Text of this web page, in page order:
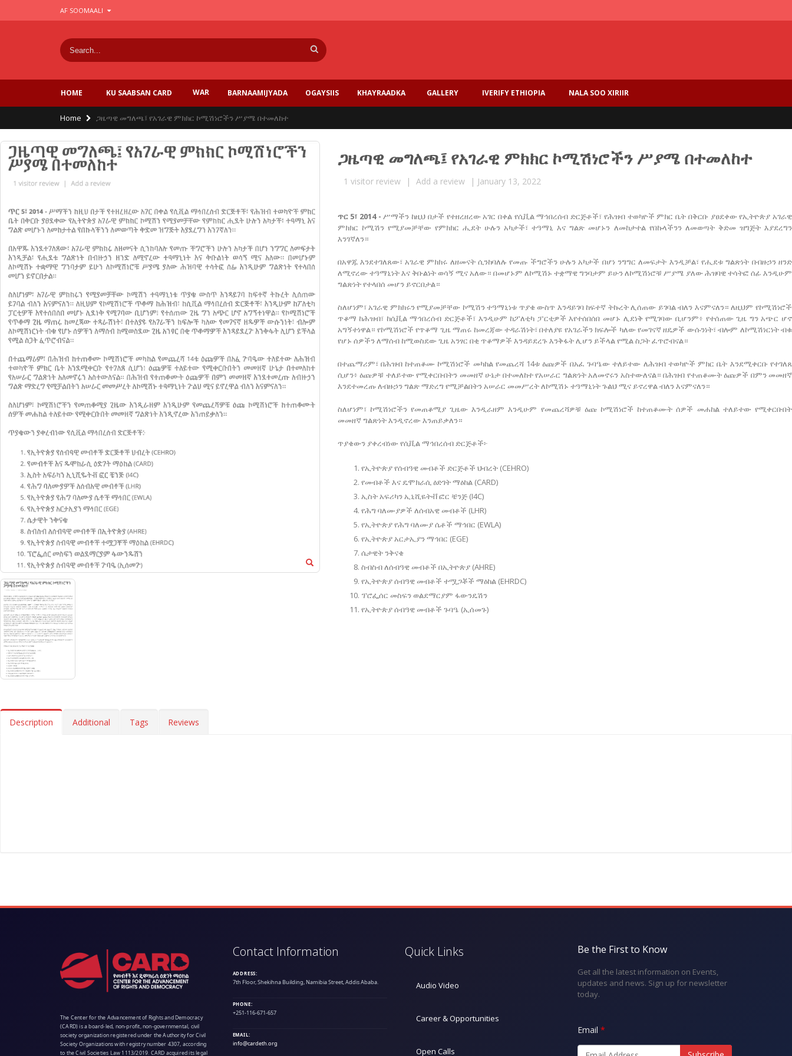
AF SOOMAALI
HOME KU SAABSAN CARD WAR BARNAAMIJYADA OGAYSIIS KHAYRAADKA GALLERY IVERIFY ETHIOPIA NALA SOO XIRIIR
Breadcrumb
Home ጋዜጣዊ መግለጫ፤ የአገራዊ ምክክር ኮሚሽነሮችን ሥያሜ በተመለከተ
ጋዜጣዊ መግለጫ፤ የአገራዊ ምክክር ኮሚሽነሮችን ሥያሜ በተመለከተ
1 visitor review | Add a review | January 13, 2022
ጥር 5፣ 2014 - ሥማችን ከዚህ በታች የተዘረዘረው አገር በቀል የሲቪል ማኅበረሰብ ድርጅቶች፣ የሕዝብ ተወካዮች ምክር ቤት በቅርቡ ያፀደቀው የኢትዮጵያ አገራዊ
ምክክር ኮሚሽን የሚያመቻቸው የምክክር ሒደት ሁሉን አካታች፣ ተዓማኒ እና ግልጽ መሆኑን ለመከታተል የበኩላችንን ለመወጣት ቅድመ ዝግጅት እያደረግን
እንገኛለን።
በአዋጁ እንደተገለጸው፣ አገራዊ ምክክሩ ለዘመናት ሲንከባለሉ የመጡ ችግሮችን ሁሉን አካታች በሆነ ንግግር ለመፍታት እንዲቻል፣ የሒደቱ ግልጽነት በብዙኃን ዘንድ
ለሚኖረው ተዓማኒነት እና ቅቡልነት ወሳኝ ሚና አለው። በመሆኑም ለኮሚሽኑ ተቋማዊ ግንባታም ይሁን ለኮሚሽነሮቹ ሥያሜ ያለው ሕዝባዊ ተሳትፎ ሰፊ እንዲሁም
ግልጽነት የተላበሰ መሆን ይኖርበታል።
ስለሆነም፣ አገራዊ ምክክሩን የሚያመቻቸው ኮሚሽን ተዓማኒነቱ ጥያቄ ውስጥ እንዳይገባ ከፍተኛ ትኩረት ሊሰጠው ይገባል ብለን እናምናለን። ለዚህም የኮሚሽነሮች
ጥቆማ ከሕዝብ፣ ከሲቪል ማኅበረሰብ ድርጅቶች፣ እንዲሁም ከፖለቲካ ፓርቲዎች እየተሰበሰበ መሆኑ ሊደነቅ የሚገባው ቢሆንም፥ የተሰጠው ጊዜ ግን አጭር ሆኖ
አግኝተነዋል። የኮሚሽነሮች የጥቆማ ጊዜ ማጠሩ ከመረጃው ተዳራሽነት፣ በተለያዩ የአገራችን ክፍሎች ካለው የመገናኛ ዘዴዎች ውሱንነት፣ ብሎም ለኮሚሽነርነት ብቁ
የሆኑ ሰዎችን ለማሰብ ከሚወስደው ጊዜ አንፃር በቂ ጥቆማዎች እንዳይደረጉ እንቅፋት ሊሆን ይችላል የሚል ስጋት ፈጥሮብናል።
በተጨማሪም፣ በሕዝብ ከተጠቆሙ ኮሚሽነሮች መካከል የመጨረሻ 14ቱ ዕጩዎች በአፈ ጉባዔው ተለይተው ለሕዝብ ተወካዮች ምክር ቤት እንደሚቀርቡ የተገለጸ
ሲሆን፥ ዕጩዎቹ ተለይተው የሚቀርቡበትን መመዘኛ ሁኔታ በተመለከተ የአሠራር ግልጽነት አለመኖሩን አስተውለናል። በሕዝብ የተጠቆሙት ዕጩዎች በምን መመዘኛ
እንደተመረጡ ለብዙኃን ግልጽ ማድረግ የሚቻልበትን አሠራር መመሥረት ለኮሚሽኑ ተዓማኒነት ጉልህ ሚና ይኖረዋል ብለን እናምናለን።
ስለሆነም፣ ኮሚሽነሮችን የመጠቆሚያ ጊዜው እንዲራዘም እንዲሁም የመጨረሻዎቹ ዕጩ ኮሚሽነሮች ከተጠቆሙት ሰዎች መሐከል ተለይተው የሚቀርቡበት
መመዘኛ ግልጽነት እንዲኖረው እንጠይቃለን።
ጥያቄውን ያቀረብነው የሲቪል ማኅበረሰብ ድርጅቶች፦
የኢትዮጵያ የሰብዓዊ መብቶች ድርጅቶች ህብረት (CEHRO)
የመብቶች እና ዴሞክራሲ ዕድገት ማዕከል (CARD)
ኢስት አፍሪካን ኢኒሺዬትቭ ፎር ቼንጅ (I4C)
የሕግ ባለሙያዎች ለሰብአዊ መብቶች (LHR)
የኢትዮጵያ የሕግ ባለሙያ ሴቶች ማኅበር (EWLA)
የኢትዮጵያ አርታኢያን ማኅበር (EGE)
ሴታዊት ንቅናቄ
ስብስብ ለሰብዓዊ መብቶች በኢትዮጵያ (AHRE)
የኢትዮጵያ ሰብዓዊ መብቶች ተሟጋቾች ማዕከል (EHRDC)
ፕሮፌሰር መስፍን ወልደማርያም ፋውንዴሽን
የኢትዮጵያ ሰብዓዊ መብቶች ጉባዔ (ኢሰመጉ)
Description Additional Tags Reviews
The Center for the Advancement of Rights and Democracy
(CARD) is a board-led, non-profit, non-governmental, civil
society organization registered under the Authority for Civil
Society Organizations with registry number 4307, according
to the Civil Societies Law 1113/2019. CARD acquired its legal
Contact Information
ADDRESS:
7th Floor, Shekihna Building, Namibia Street, Addis Ababa.
PHONE:
+251-116-671-657
EMAIL:
info@cardeth.org
Quick Links
Audio Video
Career & Opportunities
Open Calls
Be the First to Know
Get all the latest information on Events,
updates and news. Sign up for newsletter
today.
Email